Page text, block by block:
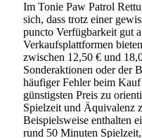
Im Tonie Paw Patrol
sich, dass trotz einer
puncto Verfügbarkeit gut
Verkaufsplattformen
zwischen 12,50 € und
Sonderaktionen oder der
häufiger Fehler beim
günstigsten Preis zu
Spielzeit und Äquivalenz
Beispielsweise enthalten
rund 50 Minuten